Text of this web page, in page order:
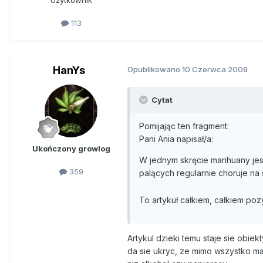
Jeśli o publicznej moralności
okoliczności, i tak lała się
wówczas niebezpieczna
miejsce 23 maja w Warszawie)
W lutym 1998 świat obiegła
ONZ zataił jeden z
używek - alkoholu i nikotyny z
się użytkownicy marihuany.
113
HanYs
Ukończony growlog
359
Opublikowano 10 Czerwca 2009
Cytat
Pomijając ten fragment:
Pani Ania napisał/a:
W jednym skręcie marihuany
palących regularnie choruje na
To artykuł całkiem, całkiem
Artykul dzieki temu staje sie
da sie ukryc, ze mimo wszystko